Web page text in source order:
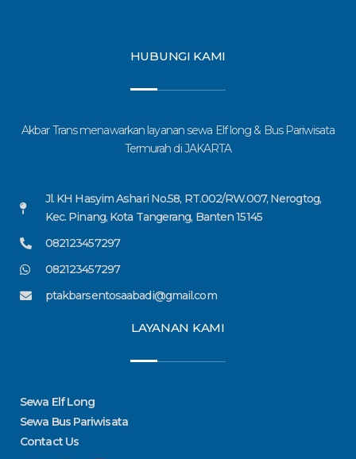
HUBUNGI KAMI
Akbar Trans menawarkan layanan sewa Elf long & Bus Pariwisata
Termurah di JAKARTA
Jl. KH Hasyim Ashari No.58, RT.002/RW.007, Nerogtog,
Kec. Pinang, Kota Tangerang, Banten 15145
082123457297
082123457297
ptakbarsentosaabadi@gmail.com
LAYANAN KAMI
Sewa Elf Long
Sewa Bus Pariwisata
Contact Us